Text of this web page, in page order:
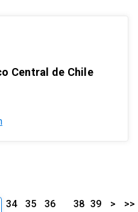
Central de Chile
34 35
36
38 39 > >>